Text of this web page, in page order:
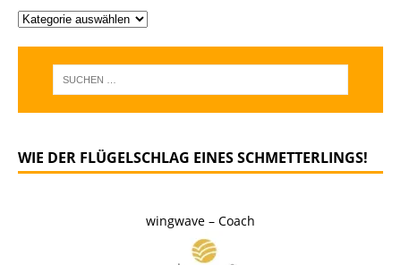
WIE DER FLÜGELSCHLAG EINES SCHMETTERLINGS!
wingwave – Coach